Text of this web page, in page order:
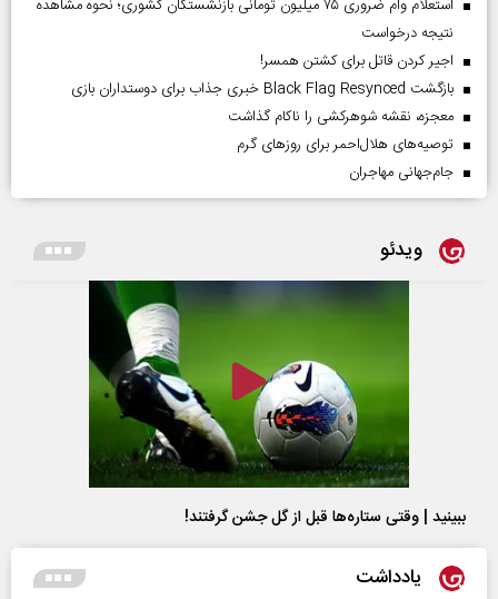
استعلام وام ضروری ۷۵ میلیون تومانی بازنشستگان کشوری؛ نحوه مشاهده
نتیجه درخواست
اجیر کردن قاتل برای کشتن همسر!
بازگشت Black Flag Resynced خبری جذاب برای دوستداران بازی
معجزه، نقشه شوهرکشی را ناکام گذاشت
توصیه‌های هلال‌احمر برای روز‌های گرم
جام‌جهانی مهاجران
ویدئو
ببینید | وقتی ستاره‌ها قبل از گل جشن گرفتند!
یادداشت